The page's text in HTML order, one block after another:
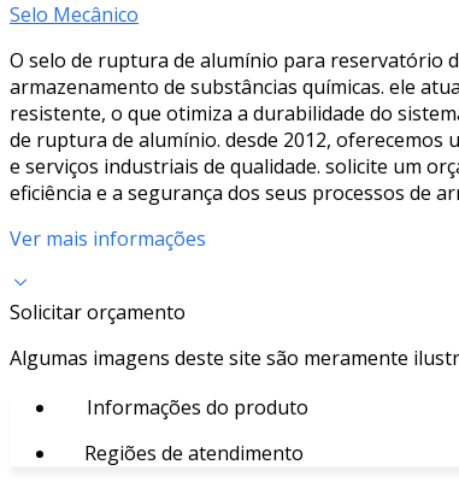
Selo Mecânico
O selo de ruptura de alumínio para reservatório
armazenamento de substâncias químicas. ele
resistente, o que otimiza a durabilidade do
de ruptura de alumínio. desde 2012, oferecemos
e serviços industriais de qualidade. solicite um
eficiência e a segurança dos seus processos de
Ver mais informações
Solicitar orçamento
Algumas imagens deste site são meramente
Informações do produto
Regiões de atendimento